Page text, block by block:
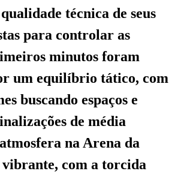
técnica de seus
para controlar as
minutos foram
um equilíbrio tático, com
buscando espaços e
de média
na Arena da
com a torcida